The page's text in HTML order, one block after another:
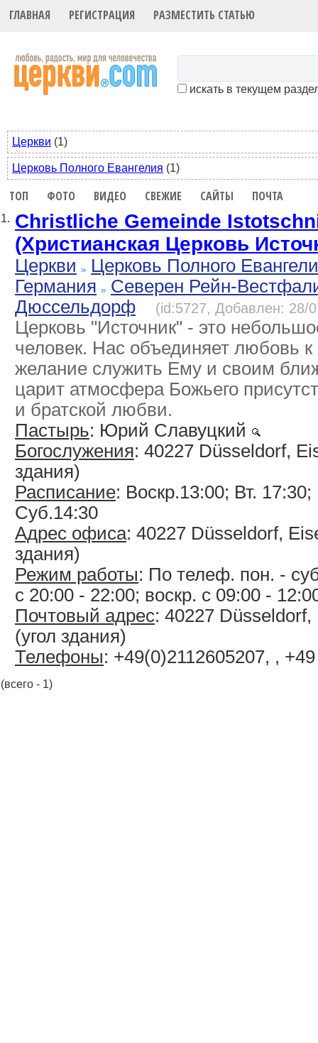
ГЛАВНАЯ РЕГИСТРАЦИЯ РАЗМЕСТИТЬ СТАТЬЮ
искать в текущем
Церкви (1)
Церковь Полного Евангелия (1)
ТОП ФОТО ВИДЕО СВЕЖИЕ САЙТЫ ПОЧТА
1. Сhristliche Gemeinde
(Христианская Церковь
Церкви
Церковь Полного
Германия
Северен Рейн-
Дюcсельдорф
(id:5727, Добавлен: 28/
Церковь "Источник" - это
человек. Нас объединяет любовь к
желание служить Ему и своим
царит атмосфера Божьего
и братской любви.
Пастырь: Юрий Славуцкий
Богослужения: 40227 Düsseldorf,
здания)
Расписание: Воскр.13:00; Вт. 17:30;
Суб.14:30
Адрес офиса: 40227 Düsseldorf,
здания)
Режим работы: По телеф. пон. -
с 20:00 - 22:00; воскр. с 09:00 -
Почтовый адрес: 40227
(угол здания)
Телефоны: +49(0)2112605207, ,
(всего - 1)